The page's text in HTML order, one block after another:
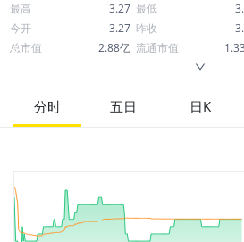
最高 3.27 最低
今开
3.27 昨收
总市值
2.88亿 流通市值
52周最高
5.55
股息
分时 五日 日K